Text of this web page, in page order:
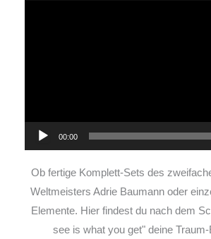
00:00
Ob fertige Komplett-Sets des
Weltmeisters Adrie Baumann oder
Elemente. Hier findest du nach dem
see is what you get" deine